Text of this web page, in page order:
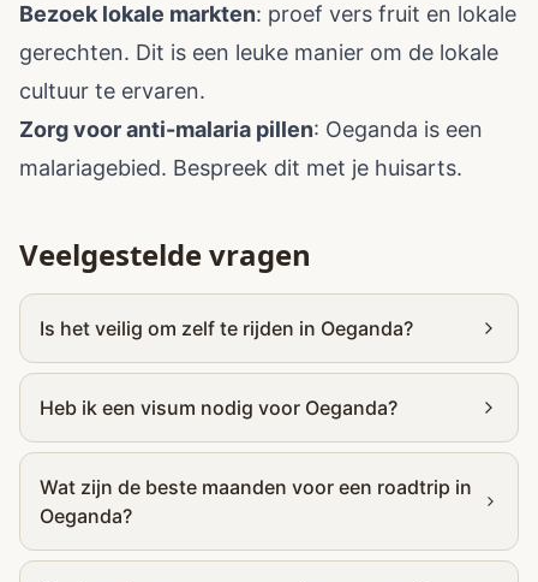
Bezoek lokale markten: proef vers fruit en lokale
gerechten. Dit is een leuke manier om de lokale
cultuur te ervaren.
Zorg voor anti-malaria pillen: Oeganda is een
malariagebied. Bespreek dit met je huisarts.
Veelgestelde vragen
Is het veilig om zelf te rijden in Oeganda?
Heb ik een visum nodig voor Oeganda?
Wat zijn de beste maanden voor een roadtrip in
Oeganda?